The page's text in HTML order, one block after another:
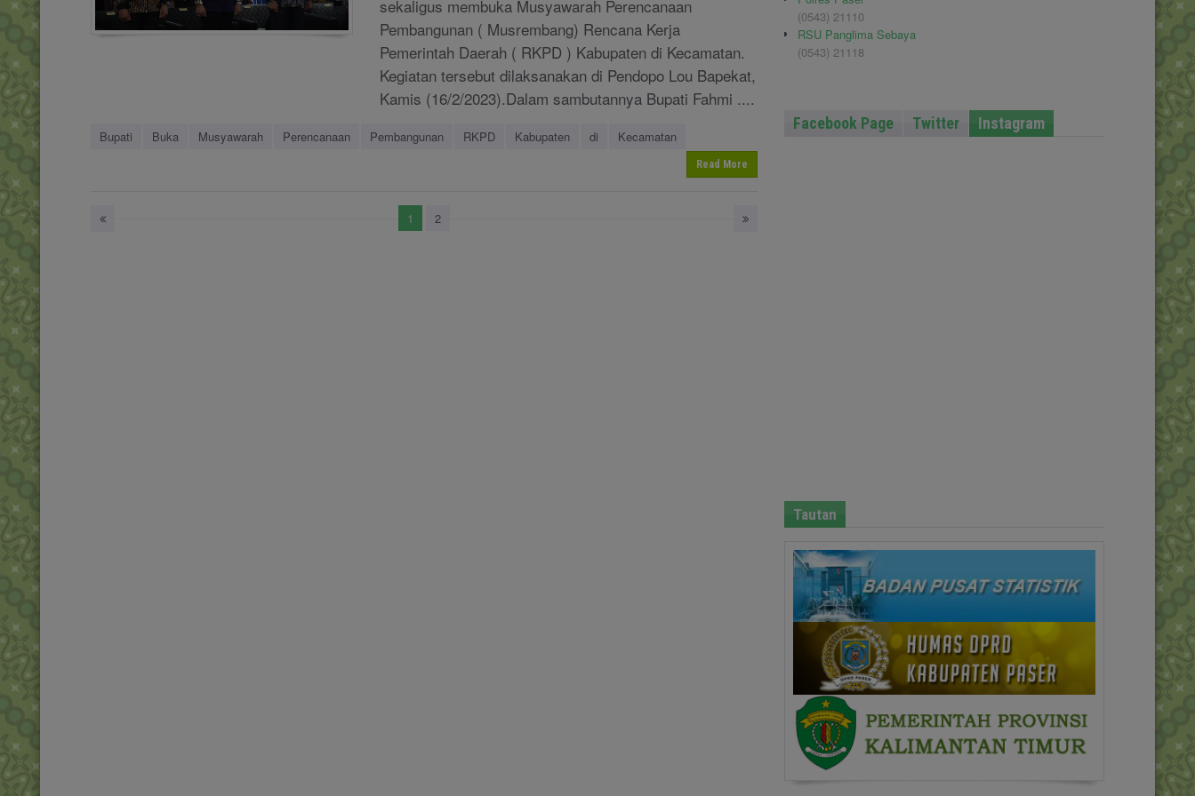
sekaligus membuka Musyawarah Perencanaan
Pembangunan ( Musrembang) Rencana Kerja
Pemerintah Daerah ( RKPD ) Kabupaten di Kecamatan.
Kegiatan tersebut dilaksanakan di Pendopo Lou Bapekat,
Kamis (16/2/2023).Dalam sambutannya Bupati Fahmi ....
Bupati Buka Musyawarah Perencanaan Pembangunan RKPD Kabupaten di Kecamatan
Read More
1 2
(0543) 21110
RSU Panglima Sebaya
(0543) 21118
Facebook Page Twitter Instagram
Tautan